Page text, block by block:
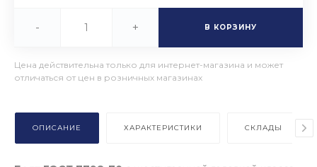
- + В КОРЗИНУ
Цена действительна только для интернет-магазина и может
отличаться от цен в розничных магазинах
ОПИСАНИЕ ХАРАКТЕРИСТИКИ СКЛАДЫ